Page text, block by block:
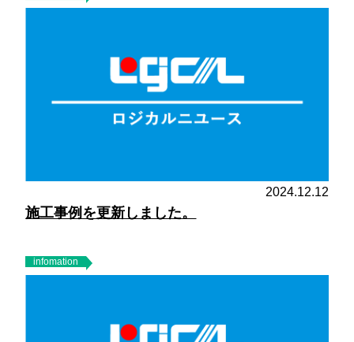
2024.12.12
施工事例を更新しました。
infomation